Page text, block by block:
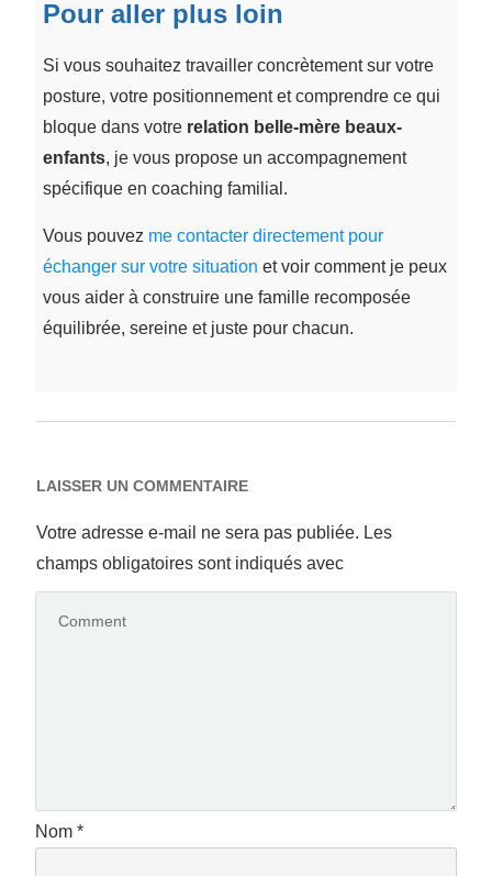
Pour aller plus loin
Si vous souhaitez travailler concrètement sur votre
posture, votre positionnement et comprendre ce qui
bloque dans votre relation belle-mère beaux-
enfants, je vous propose un accompagnement
spécifique en coaching familial.
Vous pouvez me contacter directement pour
échanger sur votre situation et voir comment je peux
vous aider à construire une famille recomposée
équilibrée, sereine et juste pour chacun.
LAISSER UN COMMENTAIRE
Votre adresse e-mail ne sera pas publiée. Les
champs obligatoires sont indiqués avec
Nom *